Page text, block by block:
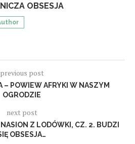
OBSESJA
previous post
– POWIEW AFRYKI W NASZYM
OGRODZIE
next post
Z LODÓWKI, CZ. 2. BUDZI
OBSESJA…